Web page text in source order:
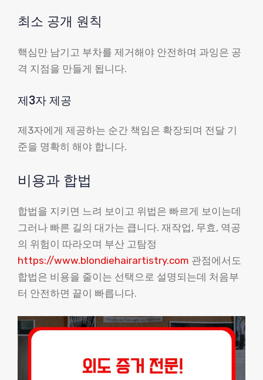
최소 공개 원칙
핵심만 남기고 부차를 제거해야 안전하며 과잉은 공
격 지점을 만들게 됩니다.
제3자 제공
제3자에게 제공하는 순간 책임은 확장되며 전달 기
준을 명확히 해야 합니다.
비용과 합법
합법을 지키면 느려 보이고 위법은 빠르게 보이는데
그러나 빠른 길의 대가는 큽니다. 재작업, 무효, 역공
의 위험이 따라오며 부산 고탐정
https://www.blondiehairartistry.com 관점에서도
합법은 비용을 줄이는 선택으로 설명되는데 처음부
터 안전하면 끝이 빠릅니다.